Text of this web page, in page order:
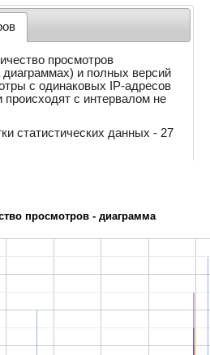
просмотров
диаграммах) и полных версий
с одинаковых IP-адресов
с интервалом не
статистических данных - 27
просмотров - диаграмма